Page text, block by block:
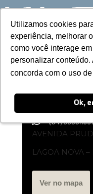
Utilizamos cookies
experiência, melhorar
como você interage
personalizar
concorda com o uso
Ok,
Utilizamos cookies
experiência, melhorar
como você interage
personalizar
concorda com o uso
Ok,
Pular
para
o
conteúdo
Loja Exclusiva
(84)
AVENIDA
LAGOA NOVA –
Ver no mapa